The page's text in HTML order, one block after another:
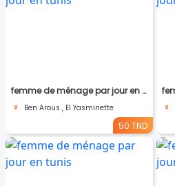
femme de ménage par jour en tunis
Ben Arous , El Yasminette
50 TND